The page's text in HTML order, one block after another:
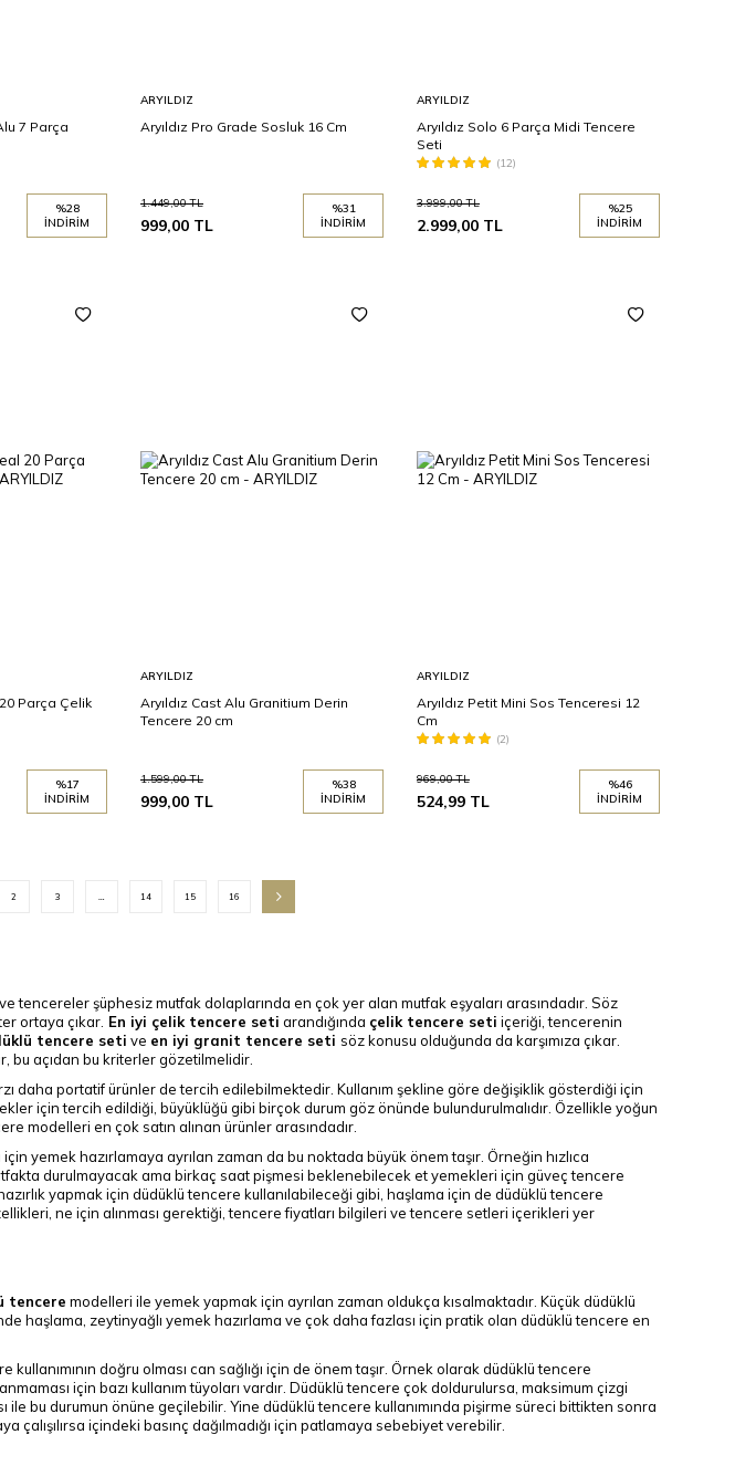
7 Parça
%28
İNDIRIM
ARYILDIZ
Aryıldız Pro Grade Sosluk 16 Cm
1.449,00TL
999,00 TL
%31
İNDIRIM
ARYILDIZ
Aryıldız Solo 6 Parça Midi Tencere
Seti
(12)
3.999,00TL
2.999,00 TL
%25
İNDIRIM
Parça Çelik
%17
İNDIRIM
ARYILDIZ
Aryıldız Cast Alu Granitium Derin
Tencere 20 cm
1.599,00TL
999,00 TL
%38
İNDIRIM
ARYILDIZ
Aryıldız Petit Mini Sos Tenceresi 12
Cm
(2)
969,00TL
524,99 TL
%46
İNDIRIM
2 3 … 14 15 16
tencereler şüphesiz mutfak dolaplarında en çok yer alan mutfak eşyaları arasındadır. Söz
ortaya çıkar. En iyi çelik tencere seti arandığında çelik tencere seti içeriği, tencerenin
tencere seti ve en iyi granit tencere seti söz konusu olduğunda da karşımıza çıkar.
bu açıdan bu kriterler gözetilmelidir.
daha portatif ürünler de tercih edilebilmektedir. Kullanım şekline göre değişiklik gösterdiği için
için tercih edildiği, büyüklüğü gibi birçok durum göz önünde bulundurulmalıdır. Özellikle yoğun
modelleri en çok satın alınan ürünler arasındadır.
yemek hazırlamaya ayrılan zaman da bu noktada büyük önem taşır. Örneğin hızlıca
durulmayacak ama birkaç saat pişmesi beklenebilecek et yemekleri için güveç tencere
yapmak için düdüklü tencere kullanılabileceği gibi, haşlama için de düdüklü tencere
ne için alınması gerektiği, tencere fiyatları bilgileri ve tencere setleri içerikleri yer
tencere modelleri ile yemek yapmak için ayrılan zaman oldukça kısalmaktadır. Küçük düdüklü
haşlama, zeytinyağlı yemek hazırlama ve çok daha fazlası için pratik olan düdüklü tencere en
doğru olması can sağlığı için de önem taşır. Örnek olarak düdüklü tencere
için bazı kullanım tüyoları vardır. Düdüklü tencere çok doldurulursa, maksimum çizgi
ile bu durumun önüne geçilebilir. Yine düdüklü tencere kullanımında pişirme süreci bittikten sonra
içindeki basınç dağılmadığı için patlamaya sebebiyet verebilir.